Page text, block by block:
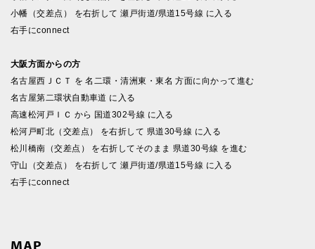
小幡（交差点） を右折して 瀬戸街道/県道15号線 に入る
右手にconnect
大阪方面からの方
名古屋西ＪＣＴ を 名二環・清洲東・東名 方面に向かって進む
名古屋第二環状自動車道 に入る
高速松河戸ＩＣ から 国道302号線 に入る
松河戸町北（交差点） を右折して 県道30号線 に入る
松川橋南（交差点） を右折してそのまま 県道30号線 を進む
守山（交差点） を右折して 瀬戸街道/県道15号線 に入る
右手にconnect
MAP